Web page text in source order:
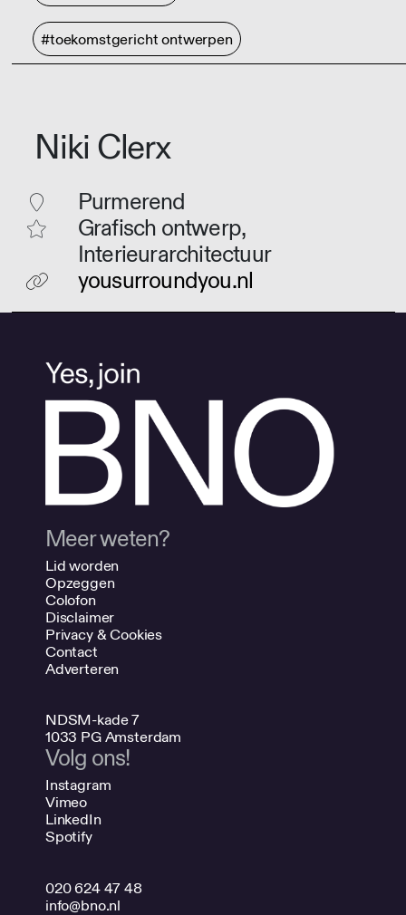
#toekomstgericht ontwerpen
Niki Clerx
Purmerend
Grafisch ontwerp,
Interieurarchitectuur
yousurroundyou.nl
Meer weten?
Lid worden
Opzeggen
Colofon
Disclaimer
Privacy & Cookies
Contact
Adverteren
NDSM-kade 7
1033 PG Amsterdam
Volg ons!
Instagram
Vimeo
LinkedIn
Spotify
020 624 47 48
info@bno.nl